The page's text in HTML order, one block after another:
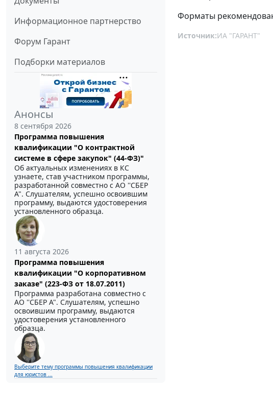
Информационное партнерство
Форум Гарант
Подборки материалов
Анонсы
8 сентября 2026
Программа повышения
квалификации "О контрактной
системе в сфере закупок" (44-ФЗ)"
Об актуальных изменениях в КС
узнаете, став участником программы,
разработанной совместно с АО ''СБЕР
А". Слушателям, успешно освоившим
программу, выдаются удостоверения
установленного образца.
11 августа 2026
Программа повышения
квалификации "О корпоративном
заказе" (223-ФЗ от 18.07.2011)
Программа разработана совместно с
АО ''СБЕР А". Слушателям, успешно
освоившим программу, выдаются
удостоверения установленного
образца.
Выберите тему программы повышения квалификации
для юристов ...
Форматы
Источник:ИА "ГАРАНТ"